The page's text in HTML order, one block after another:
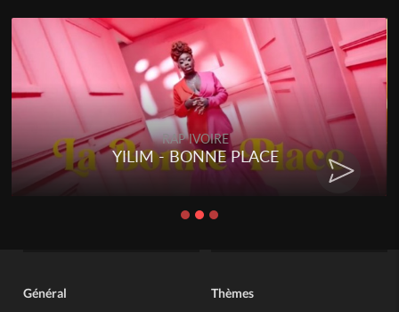
RAP IVOIRE
YILIM - BONNE PLACE
Général Thèmes